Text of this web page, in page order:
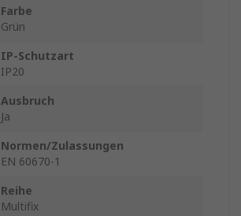
Farbe
Grün
IP-Schutzart
IP20
Ausbruch
Ja
Normen/Zulassungen
EN 60670-1
Reihe
Multifix